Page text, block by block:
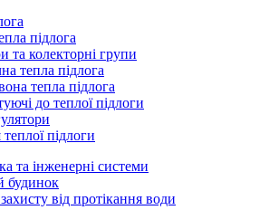
підлога
та колекторні групи
тепла підлога
тепла підлога
до теплої підлоги
підлоги
та інженерні системи
будинок
від протікання води